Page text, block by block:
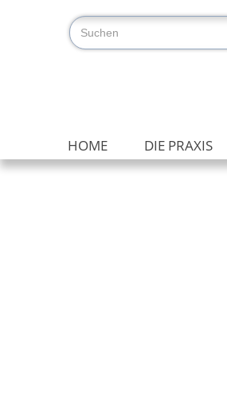
HOME DIE PRAXIS